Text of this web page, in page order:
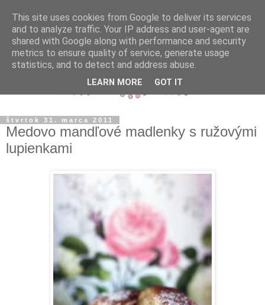
štvrtok 31. marca 2011
Medovo mandľové madlenky s ružovými
lupienkami
This site uses cookies from Google to deliver its services
and to analyze traffic. Your IP address and user-agent are
shared with Google along with performance and security
metrics to ensure quality of service, generate usage
statistics, and to detect and address abuse.
LEARN MORE GOT IT